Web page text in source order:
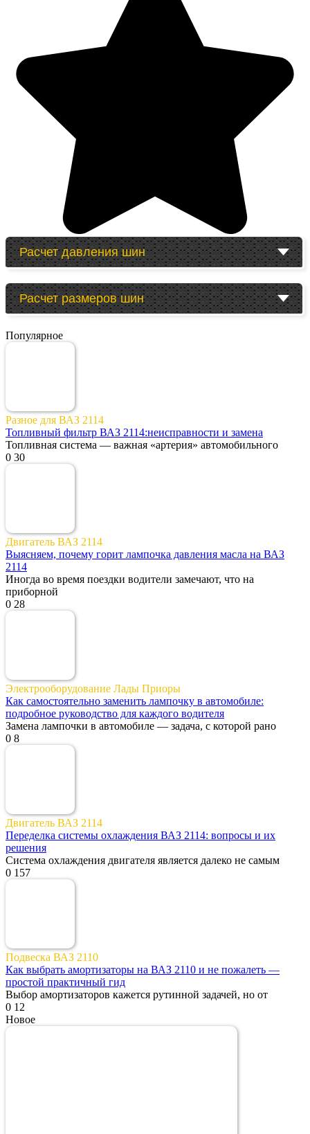
Расчет давления шин
Расчет размеров шин
Популярное
Разное для ВАЗ 2114
Топливный фильтр ВАЗ 2114:неисправности и замена
Топливная система — важная «артерия» автомобильного
0 30
Двигатель ВАЗ 2114
Выясняем, почему горит лампочка давления масла на ВАЗ
2114
Иногда во время поездки водители замечают, что на
приборной
0 28
Электрооборудование Лады Приоры
Как самостоятельно заменить лампочку в автомобиле:
подробное руководство для каждого водителя
Замена лампочки в автомобиле — задача, с которой рано
0 8
Двигатель ВАЗ 2114
Переделка системы охлаждения ВАЗ 2114: вопросы и их
решения
Система охлаждения двигателя является далеко не самым
0 157
Подвеска ВАЗ 2110
Как выбрать амортизаторы на ВАЗ 2110 и не пожалеть —
простой практичный гид
Выбор амортизаторов кажется рутинной задачей, но от
0 12
Новое